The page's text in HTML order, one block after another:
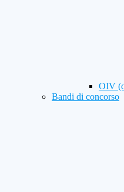
OIV
Bandi di concorso